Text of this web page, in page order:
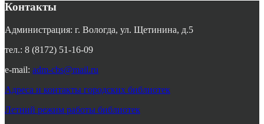
Контакты
Администрация: г. Вологда, ул. Щетинина, д.5
тел.: 8 (8172) 51-16-09
e-mail: adm-cbs@mail.ru
Адреса и контакты городских библиотек
Летний режим работы библиотек